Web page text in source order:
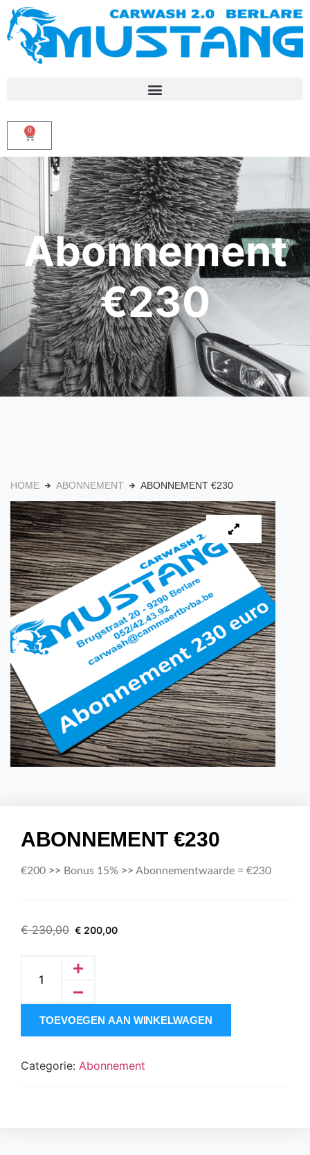
0
Abonnement
€230
HOME ABONNEMENT ABONNEMENT €230
ABONNEMENT €230
€200 >> Bonus 15% >> Abonnementwaarde = €230
€230,00 € 200,00
TOEVOEGEN AAN WINKELWAGEN
Categorie: Abonnement